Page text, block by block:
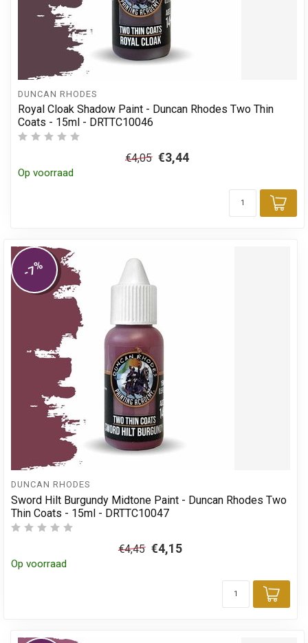
DUNCAN RHODES
Royal Cloak Shadow Paint - Duncan Rhodes Two Thin
Coats - 15ml - DRTTC10046
€4,05 €3,44
Op voorraad
-7%
DUNCAN RHODES
Sword Hilt Burgundy Midtone Paint - Duncan Rhodes Two
Thin Coats - 15ml - DRTTC10047
€4,45 €4,15
Op voorraad